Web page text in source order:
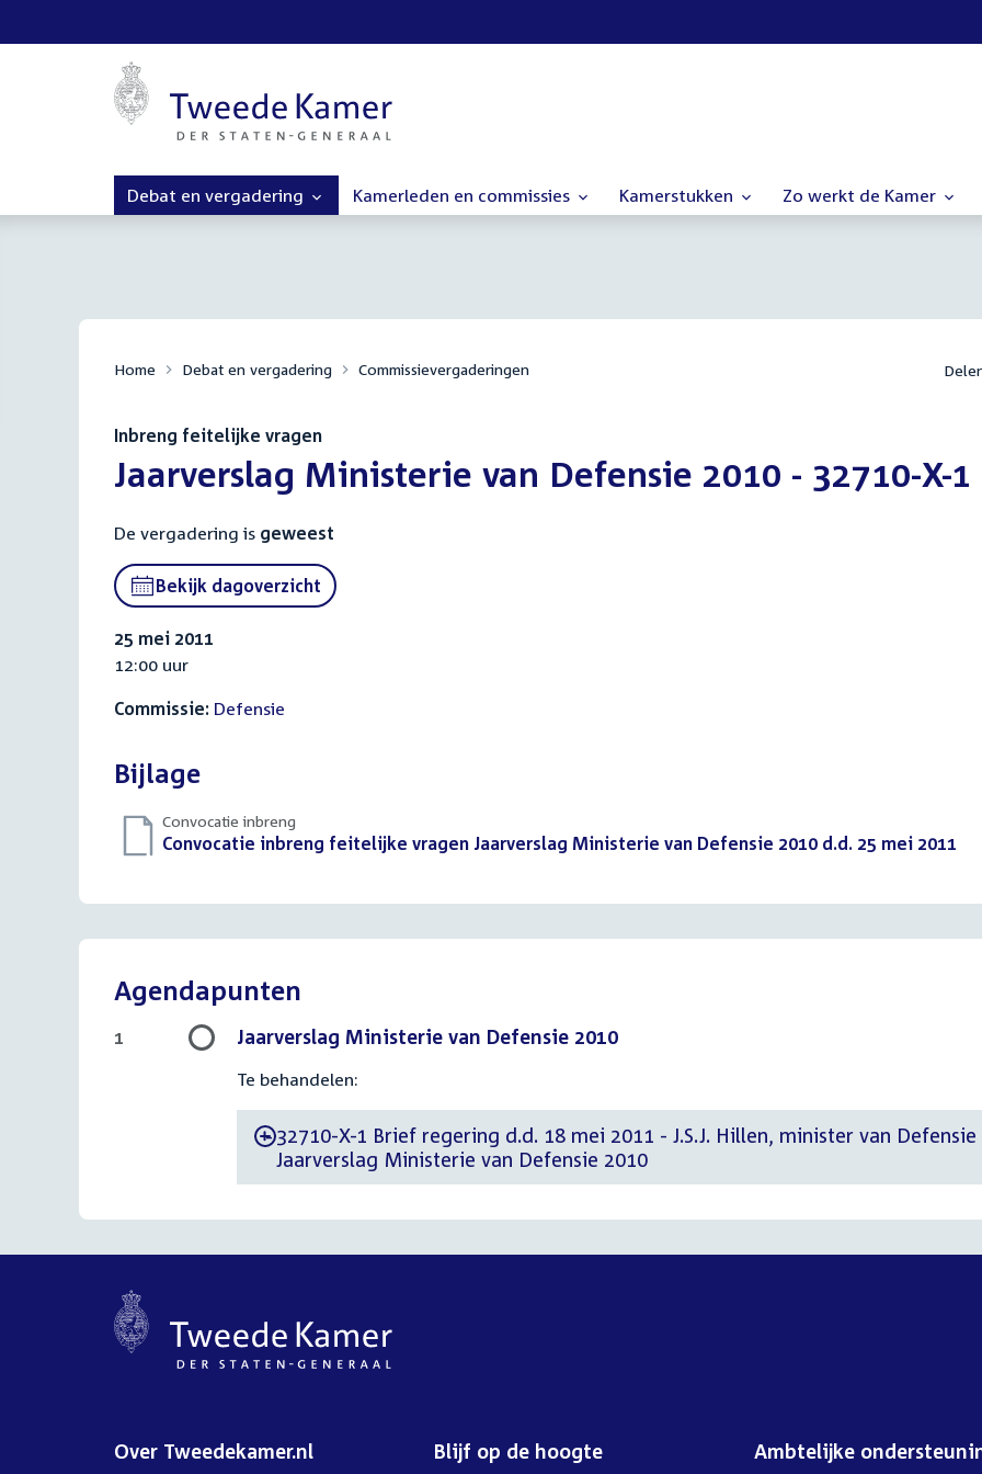
Debat en vergadering Kamerleden en commissies Kamerstukken Zo werkt de Kamer
Home Debat en vergadering Commissievergaderingen
Inbreng feitelijke vragen
Jaarverslag Ministerie van Defensie 2010 - 32710-X-1
De vergadering is geweest
Bekijk dagoverzicht
25 mei 2011
12:00 uur
Commissie: Defensie
Bijlage
Convocatie inbreng
Download
Convocatie inbreng feitelijke vragen Jaarverslag Ministerie van Defensie 2010 d.d. 25 mei 2011
Agendapunten
Jaarverslag Ministerie van Defensie 2010
Te behandelen:
-32710-X-1 Brief regering d.d. 18 mei 2011 - J.S.J. Hillen, minister van Defensie
Jaarverslag Ministerie van Defensie 2010
1
Over Tweedekamer.nl Blijf op de hoogte Ambtelijke